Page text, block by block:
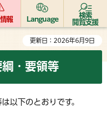
報 Language
検索
閲覧支援
更新日：2026年6月9日
・要領等
以下のとおりです。